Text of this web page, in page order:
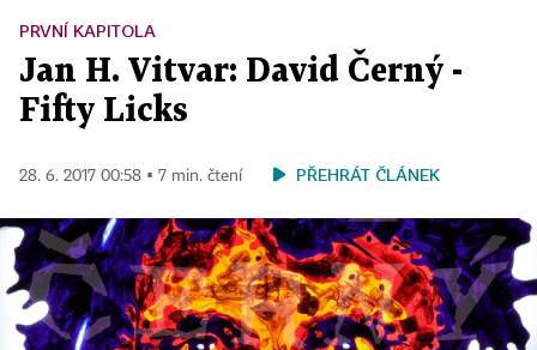
PRVNÍ KAPITOLA
Jan H. Vitvar: David Černý -
Fifty Licks
28. 6. 2017 00:58 ▪ 7 min. čtení PŘEHRÁT ČLÁNEK